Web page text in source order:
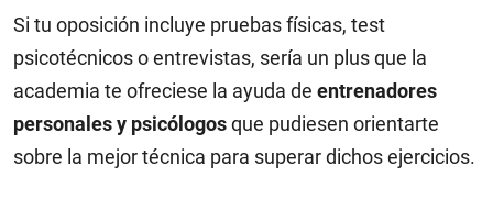
Si tu oposición incluye pruebas físicas, test
psicotécnicos o entrevistas, sería un plus que la
academia te ofreciese la ayuda de entrenadores
personales y psicólogosque pudiesen orientarte
sobre la mejor técnica para superar dichos ejercicios.